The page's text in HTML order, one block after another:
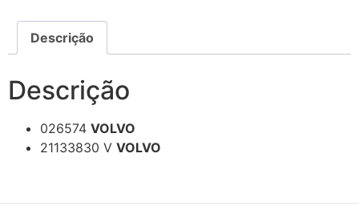
Descrição
Descrição
026574 VOLVO
21133830 V VOLVO